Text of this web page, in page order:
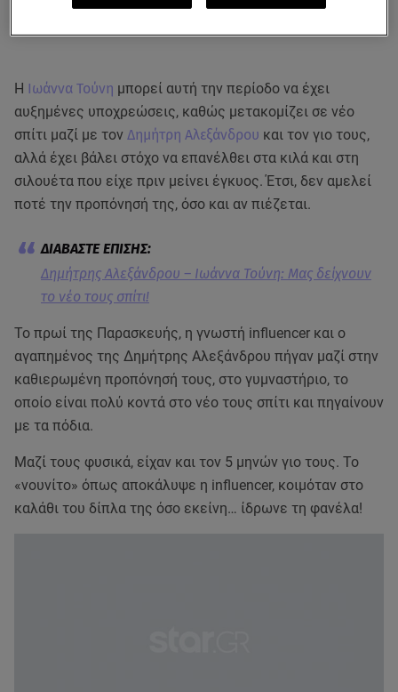
Η Ιωάννα Τούνη μπορεί αυτή την περίοδο να έχει
αυξημένες υποχρεώσεις, καθώς μετακομίζει σε νέο
σπίτι μαζί με τον Δημήτρη Αλεξάνδρου και τον γιο τους,
αλλά έχει βάλει στόχο να επανέλθει στα κιλά και στη
σιλουέτα που είχε πριν μείνει έγκυος. Έτσι, δεν αμελεί
ποτέ την προπόνησή της, όσο και αν πιέζεται.
Δημήτρης Αλεξάνδρου – Ιωάννα Τούνη: Μας δείχνουν
το νέο τους σπίτι!
Το πρωί της Παρασκευής, η γνωστή influencer και ο
αγαπημένος της Δημήτρης Αλεξάνδρου πήγαν μαζί στην
καθιερωμένη προπόνησή τους, στο γυμναστήριο, το
οποίο είναι πολύ κοντά στο νέο τους σπίτι και πηγαίνουν
με τα πόδια.
Μαζί τους φυσικά, είχαν και τον 5 μηνών γιο τους. Το
«νουνίτο» όπως αποκάλυψε η influencer, κοιμόταν στο
καλάθι του δίπλα της όσο εκείνη… ίδρωνε τη φανέλα!